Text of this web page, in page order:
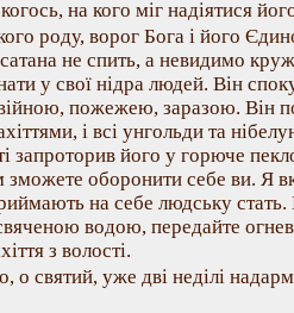
на кого міг надіятися
роду, ворог Бога і його
не спить, а невидимо
у свої нідра людей. Він
пожежею, заразою. Він
і всі унгольди та
запроторив його у горюче
оборонити себе ви. Я
на себе людську
водою, передайте
з волості.
о святий, уже дві неділі